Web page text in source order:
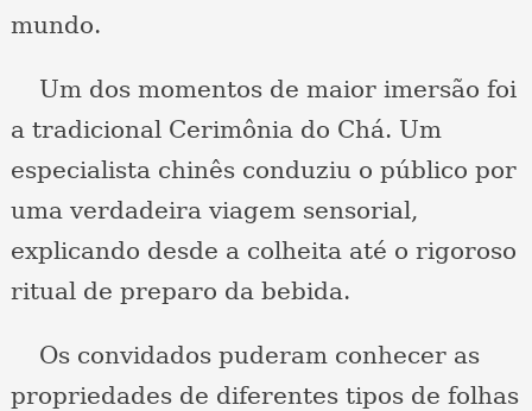
mundo.
Um dos momentos de maior imersão foi
a tradicional Cerimônia do Chá. Um
especialista chinês conduziu o público por
uma verdadeira viagem sensorial,
explicando desde a colheita até o rigoroso
ritual de preparo da bebida.
Os convidados puderam conhecer as
propriedades de diferentes tipos de folhas